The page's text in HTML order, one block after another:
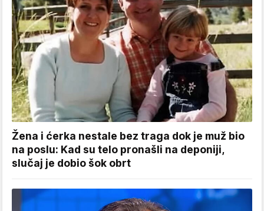
Žena i ćerka nestale bez traga dok je muž bio
na poslu: Kad su telo pronašli na deponiji,
slučaj je dobio šok obrt